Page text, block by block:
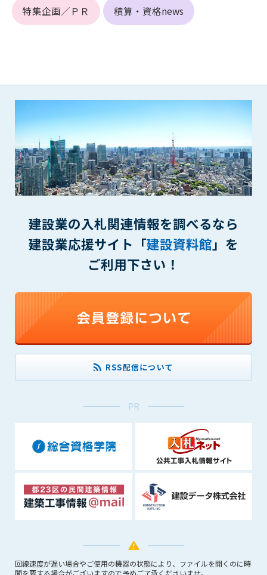
特集企画／ＰＲ 積算・資格news
建設業の入札関連情報を調べるなら
建設業応援サイト「建設資料館」を
ご利用下さい！
RSS配信について
PR
回線速度が遅い場合やご使用の機器の状態により、ファイルを開くのに時
(3) 第三者または管理者を誹謗中傷する行為
(4) 有害なコンピュータプログラム等を送信又は書き込む行為
(9) その他、法律に反する行為
(10) 建設資料館から知り得た情報及びダウンロードした情報
を、営利を目的として第三者に転売し、または転売のため
に第三者に提供すること
第7条（登録内容の削除）
管理者は、会員が登録した内容が以下に該当する、またはその
恐れのあるものは、会員の承諾なく削除できるものとします。
(1) 登録されている情報が、第6条の定める禁止事項に該当する
(2) 建設資料館の運営および保守管理上、必要と判断した場合
(3) 広告掲載料金の支払が遅延した場合
(4) その他、管理者が不適当と判断した場合
管理者は、会員の承諾なく、本サービス内容の変更(新規追加、
廃止を含み)し、本サービスの運営を中止または廃止することが
できるものとします。これに起因する会員または他の第三者が
被った損害について管理者は､一切の責任をも負わないものと
します。
会員の氏名、住所、性別、年齢、メールアドレスその他本サー
個人情報といいます）について、管理者は、以下の各号に該当
(1) 会員が、自己の個人情報の開示に事前に同意している場合
(2) 個々の会員を特定できない統計的な処理をした形式で第三
者に提供する場合
(3) 第三者および管理者の権利、財産、安全等を保護するため
に必要であると管理者が判断した場合
(4) 法令等により開示を求められた場合
管理者は、会員が登録した内容が以下に該当する、またはその
恐れのあるものは、会員の承諾なく削除できるものとします。